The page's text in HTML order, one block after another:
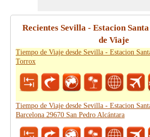
Recientes Sevilla - Estacion
de Viaje
Tiempo de Viaje desde Sevilla - Estacion
Torrox
Tiempo de Viaje desde Sevilla - Estacion
Barcelona 29670 San Pedro Alcántara